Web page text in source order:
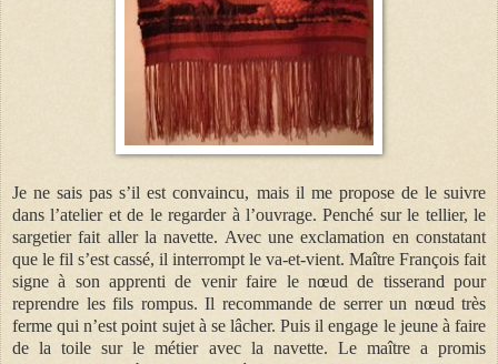
Je ne sais pas s’il est convaincu, mais il me propose de le suivre
dans l’atelier et de le regarder à l’ouvrage. Penché sur le tellier, le
sargetier fait aller la navette. Avec une exclamation en constatant
que le fil s’est cassé, il interrompt le va-et-vient. Maître François fait
signe à son apprenti de venir faire le nœud de tisserand pour
reprendre les fils rompus. Il recommande de serrer un nœud très
ferme qui n’est point sujet à se lâcher. Puis il engage le jeune à faire
de la toile sur le métier avec la navette. Le maître a promis